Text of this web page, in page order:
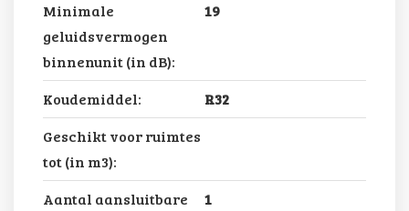
Minimale
geluidsvermogen
binnenunit (in dB):
19
Koudemiddel:
R32
Geschikt voor ruimtes
tot (in m3):
Aantal aansluitbare
1